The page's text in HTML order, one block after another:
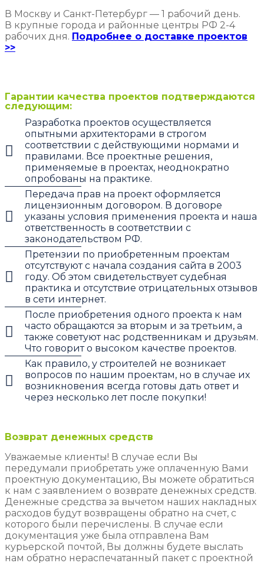
В Москву и Санкт-Петербург — 1 рабочий день.
В крупные города и районные центры РФ 2-4
рабочих дня. Подробнее о доставке проектов
>>
Гарантии качества проектов подтверждаются
следующим:
Разработка проектов осуществляется
опытными архитекторами в строгом
соответствии с действующими нормами и
правилами. Все проектные решения,
применяемые в проектах, неоднократно
опробованы на практике.
Передача прав на проект оформляется
лицензионным договором. В договоре
указаны условия применения проекта и наша
ответственность в соответствии с
законодательством РФ.
Претензии по приобретенным проектам
отсутствуют с начала создания сайта в 2003
году. Об этом свидетельствует судебная
практика и отсутствие отрицательных отзывов
в сети интернет.
После приобретения одного проекта к нам
часто обращаются за вторым и за третьим, а
также советуют нас родственникам и друзьям.
Что говорит о высоком качестве проектов.
Как правило, у строителей не возникает
вопросов по нашим проектам, но в случае их
возникновения всегда готовы дать ответ и
через несколько лет после покупки!
Возврат денежных средств
Уважаемые клиенты! В случае если Вы
передумали приобретать уже оплаченную Вами
проектную документацию, Вы можете обратиться
к нам с заявлением о возврате денежных средств.
Денежные средства за вычетом наших накладных
расходов будут возвращены обратно на счет, с
которого были перечислены. В случае если
документация уже была отправлена Вам
курьерской почтой, Вы должны будете выслать
нам обратно нераспечатанный пакет с проектной